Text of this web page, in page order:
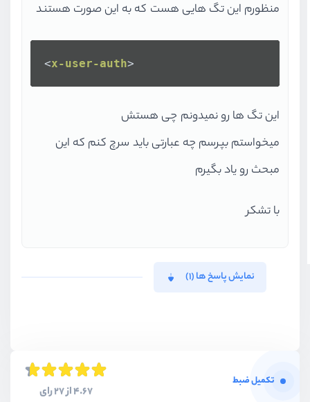
منظورم این تگ هایی هست که به این صورت هستند
<x-user-auth>
این تگ ها رو نمیدونم چی هستش
میخواستم بپرسم چه عبارتی باید سرچ کنم که این
مبحث رو یاد بگیرم
با تشکر
نمایش پاسخ ها (1)
تکمیل ضبط
4.67 از 27 رای